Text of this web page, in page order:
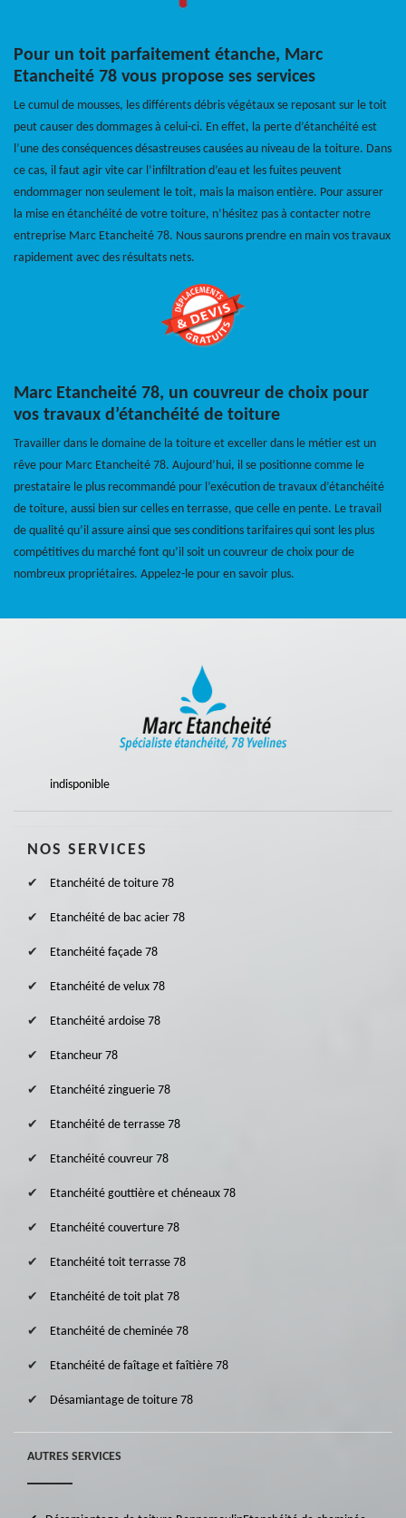
Pour un toit parfaitement étanche, Marc
Etancheité 78 vous propose ses services
Le cumul de mousses, les différents débris végétaux se reposant sur le toit
peut causer des dommages à celui-ci. En effet, la perte d’étanchéité est
l’une des conséquences désastreuses causées au niveau de la toiture. Dans
ce cas, il faut agir vite car l’infiltration d’eau et les fuites peuvent
endommager non seulement le toit, mais la maison entière. Pour assurer
la mise en étanchéité de votre toiture, n’hésitez pas à contacter notre
entreprise Marc Etancheité 78. Nous saurons prendre en main vos travaux
rapidement avec des résultats nets.
Marc Etancheité 78, un couvreur de choix pour
vos travaux d’étanchéité de toiture
Travailler dans le domaine de la toiture et exceller dans le métier est un
rêve pour Marc Etancheité 78. Aujourd’hui, il se positionne comme le
prestataire le plus recommandé pour l’exécution de travaux d’étanchéité
de toiture, aussi bien sur celles en terrasse, que celle en pente. Le travail
de qualité qu’il assure ainsi que ses conditions tarifaires qui sont les plus
compétitives du marché font qu’il soit un couvreur de choix pour de
nombreux propriétaires. Appelez-le pour en savoir plus.
indisponible
NOS SERVICES
Etanchéité de toiture 78
Etanchéité de bac acier 78
Etanchéité façade 78
Etanchéité de velux 78
Etanchéité ardoise 78
Etancheur 78
Etanchéité zinguerie 78
Etanchéité de terrasse 78
Etanchéité couvreur 78
Etanchéité gouttière et chéneaux 78
Etanchéité couverture 78
Etanchéité toit terrasse 78
Etanchéité de toit plat 78
Etanchéité de cheminée 78
Etanchéité de faîtage et faîtière 78
Désamiantage de toiture 78
AUTRES SERVICES